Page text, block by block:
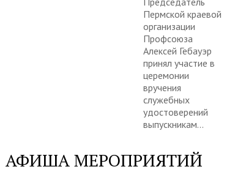
Пермской краевой
организации
Профсоюза
Алексей Гебауэр
принял участие в
церемонии
вручения
служебных
удостоверений
выпускникам...
АФИША МЕРОПРИЯТИЙ